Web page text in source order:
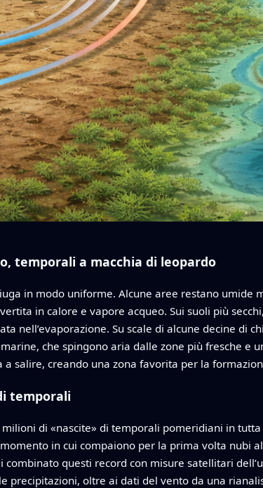
temporali a macchia di leopardo
in modo uniforme. Alcune aree restano umide
in calore e vapore acqueo. Sui suoli più
nell’evaporazione. Su scale di alcune decine di
che spingono aria dalle zone più fresche e
a salire, creando una zona favorita per la
temporali
di «nascite» di temporali pomeridiani in
in cui compaiono per la prima volta nubi
combinato questi record con misure satellitari
precipitazioni, oltre ai dati del vento da una